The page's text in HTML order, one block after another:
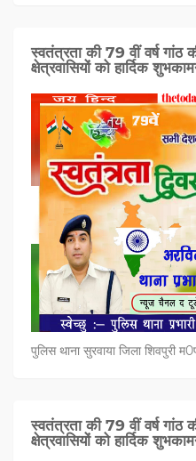
स्वतंत्रता की 79 वीं वर्ष गांठ
क्षेत्रवासियों को हार्दिक
पुलिस थाना सुरवाया जिला शिवपुरी
स्वतंत्रता की 79 वीं वर्ष गांठ
क्षेत्रवासियों को हार्दिक